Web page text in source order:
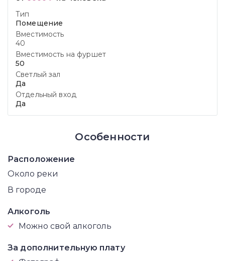
Тип
Помещение
Вместимость
40
Вместимость на фуршет
50
Светлый зал
Да
Отдельный вход
Да
Особенности
Расположение
Около реки
В городе
Алкоголь
Можно свой алкоголь
За дополнительную плату